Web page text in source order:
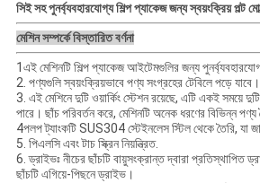
সিই সহ পুনর্ব্যবহারযোগ্য শিল্প প্যাকেজ জন্য স্বয়ংক্রিয় পল্ট
মেশিন সম্পর্কে বিস্তারিত বর্ণনা
1এই মেশিনটি শিল্প প্যাকেজ আইটেমগুলির জন্য
2. পণ্যগুলি স্বয়ংক্রিয়ভাবে পণ্য সংগ্রহের টেবিলে পড়ে যাবে।
3. এই মেশিনে দুটি ওয়ার্কিং স্টেশন রয়েছে, এটি একই সময়ে
পারে। ছাঁচ পরিবর্তন করে, মেশিনটি অনেক ধরণের বিভিন্ন পণ্য
4পলপ ট্যাংকটি SUS304 স্টেইনলেস স্টিল থেকে তৈরি, যা
5. পিএলসি এবং টাচ স্ক্রিন নিয়ন্ত্রিত.
6. ড্রাইভঃ নীচের ছাঁচটি বায়ুসংক্রান্ত দ্বারা প্রতিস্থাপিত
ছাঁচটি এগিয়ে-পিছনে ড্রাইভ।